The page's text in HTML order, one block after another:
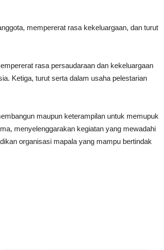
mempererat rasa kekeluargaan, dan turut
rasa persaudaraan dan kekeluargaan
Ketiga, turut serta dalam usaha pelestarian
maupun keterampilan untuk memupuk
menyelenggarakan kegiatan yang mewadahi
organisasi mapala yang mampu bertindak